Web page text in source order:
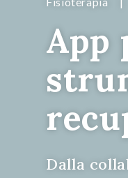
App
Dalla